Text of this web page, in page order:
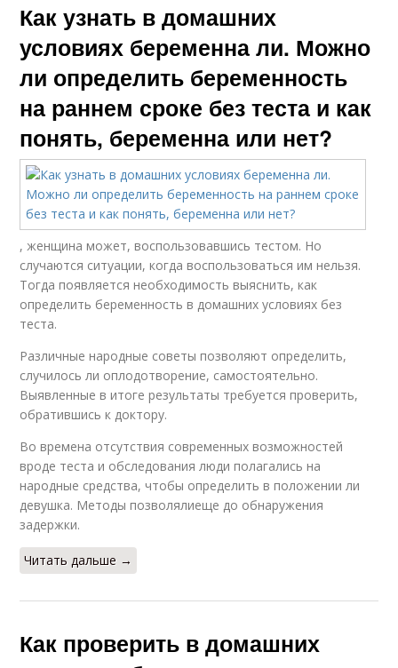
Как узнать в домашних
условиях беременна ли. Можно
ли определить беременность
на раннем сроке без теста и как
понять, беременна или нет?
, женщина может, воспользовавшись тестом. Но
случаются ситуации, когда воспользоваться им нельзя.
Тогда появляется необходимость выяснить, как
определить беременность в домашних условиях без
теста.
Различные народные советы позволяют определить,
случилось ли оплодотворение, самостоятельно.
Выявленные в итоге результаты требуется проверить,
обратившись к доктору.
Во времена отсутствия современных возможностей
вроде теста и обследования люди полагались на
народные средства, чтобы определить в положении ли
девушка. Методы позволялиеще до обнаружения
задержки.
Читать дальше →
Как проверить в домашних